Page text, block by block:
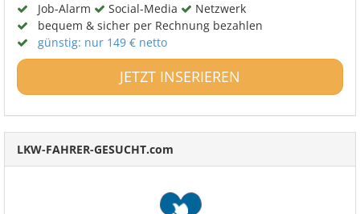
Job-Alarm
Social-Media
Netzwerk
bequem & sicher per Rechnung bezahlen
günstig: nur 149 € netto
JETZT INSERIEREN
LKW-FAHRER-GESUCHT.com